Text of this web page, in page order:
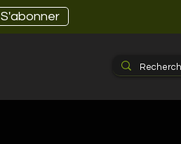
S'abonner